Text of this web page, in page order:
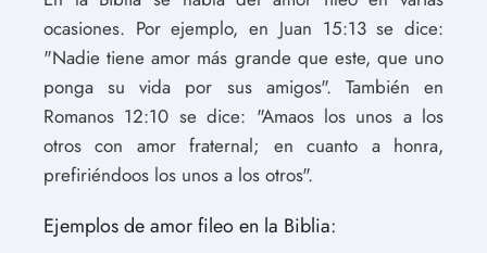
ocasiones. Por ejemplo, en Juan 15:13 se dice:
"Nadie tiene amor más grande que este, que uno
ponga su vida por sus amigos". También en
Romanos 12:10 se dice: "Amaos los unos a los
otros con amor fraternal; en cuanto a honra,
prefiriéndoos los unos a los otros".
Ejemplos de amor fileo en la Biblia: